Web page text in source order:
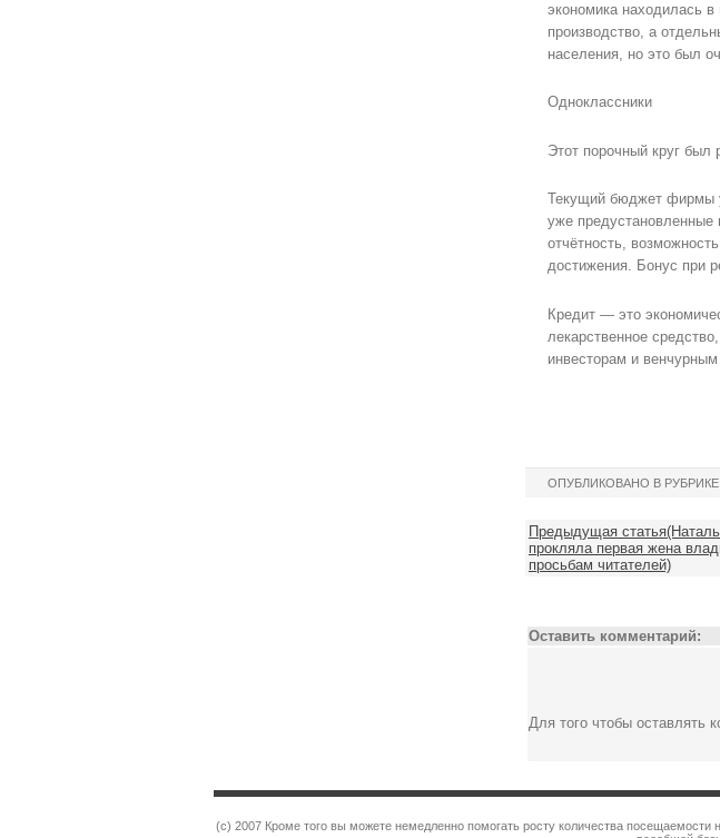
экономика находилась
производство, а
населения, но это был
Одноклассники
Этот порочный круг
Текущий бюджет фирмы
уже предустановленные
отчётность,
достижения. Бонус при
Кредит — это
лекарственное
инвесторам и
ОПУБЛИКОВАНО В РУБРИКЕ
Предыдущая
прокляла первая жена
просьбам читателей)
Оставить комментарий:
Для того чтобы оставлять
(c) 2007 Кроме того вы можете немедленно помогать росту количества